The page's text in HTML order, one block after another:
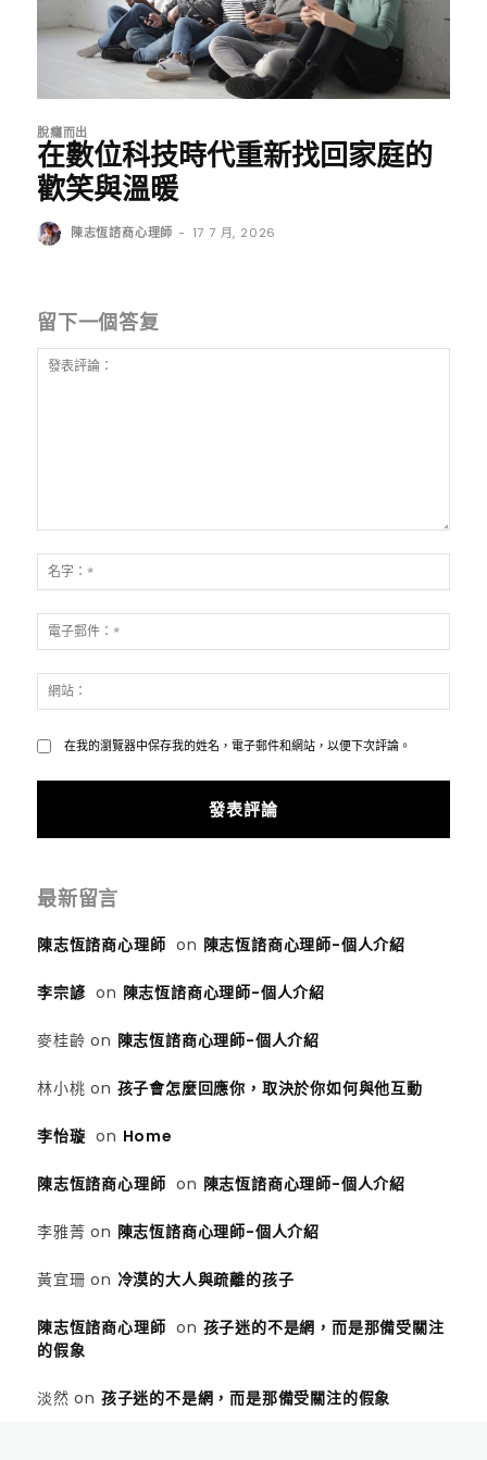
脫癮而出
在數位科技時代重新找回家庭的
歡笑與溫暖
陳志恆諮商心理師 - 17 7 月, 2026
留下一個答复
表
評
論：
字：
*
子
郵
*站：
在我的瀏覽器中保存我的姓名，電子郵件和網站，以便下次評論。
最新留言
陳志恆諮商心理師 on 陳志恆諮商心理師-個人介紹
李宗諺 on 陳志恆諮商心理師-個人介紹
麥桂齡 on 陳志恆諮商心理師-個人介紹
林小桃 on 孩子會怎麼回應你，取決於你如何與他互動
李怡璇 on Home
陳志恆諮商心理師 on 陳志恆諮商心理師-個人介紹
李雅菁 on 陳志恆諮商心理師-個人介紹
黃宜珊 on 冷漠的大人與疏離的孩子
陳志恆諮商心理師 on 孩子迷的不是網，而是那備受關注
的假象
淡然 on 孩子迷的不是網，而是那備受關注的假象